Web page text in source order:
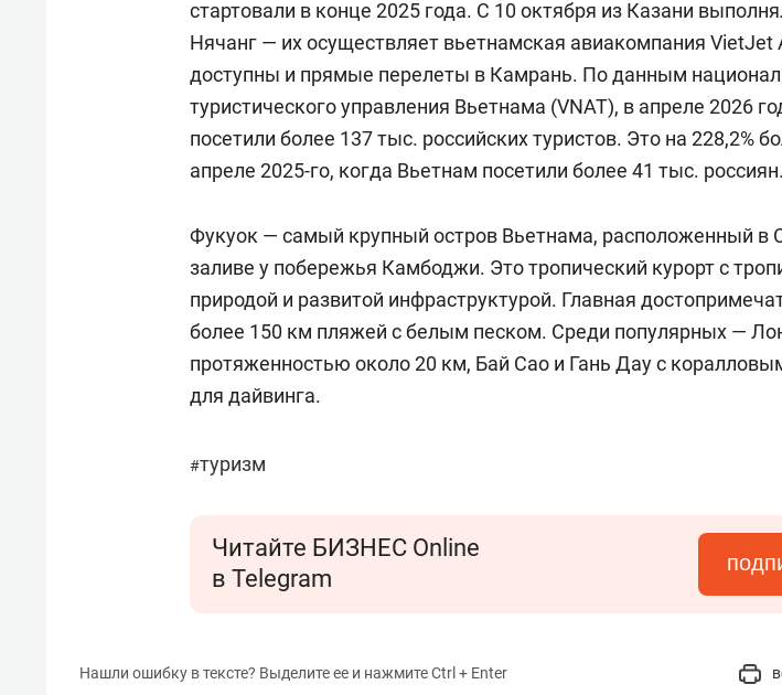
стартовали в конце 2025 года. С 10 октября из Казани
Нячанг — их осуществляет вьетнамская авиакомпания VietJet
доступны и прямые перелеты в Камрань. По данным
туристического управления Вьетнама (VNAT), в апреле 2026
посетили более 137 тыс. российских туристов. Это на 228,2%
апреле 2025-го, когда Вьетнам посетили более 41 тыс. россиян.
Фукуок — самый крупный остров Вьетнама, расположенный в
заливе у побережья Камбоджи. Это тропический курорт с
природой и развитой инфраструктурой. Главная
более 150 км пляжей с белым песком. Среди популярных —
протяженностью около 20 км, Бай Сао и Гань Дау с
для дайвинга.
#туризм
Читайте БИЗНЕС Online
в Telegram
Нашли ошибку в тексте? Выделите ее и нажмите Ctrl + Enter